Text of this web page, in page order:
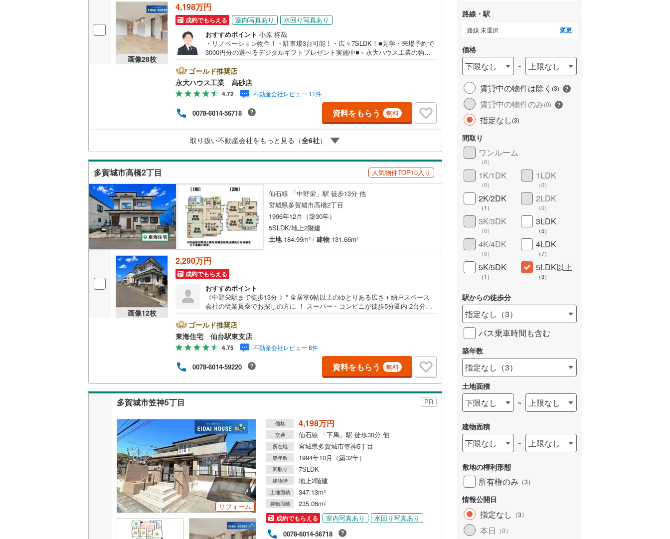
画像28枚
4,198万円
成約でもらえる 室内写真あり
水回り写真あり
おすすめポイント 小原 柊哉
・リノベーション物件！・駐車場3台可能！・広々7SLDK！■見学・来場予約で
3000円分の選べるデジタルギフトプレゼント実施中■～永大ハウス工業の強み
く2つに分けてご紹介！1.＜豊富な不動産知識＞戸建・マンション・土地...と種
別を問わず不動産を取り扱っております。更に教育施設や商業施設、子育て環
境や行政などの地域情報を総合し、お客様により良い物件選びをして頂けるよ
う、しっかりとサポートさせて頂きます。2.＜経験豊富なスタッフ＞当社では
【購入】【売却】【引っ越し】【リフォーム】など住宅に関する様々なご質問
はもちろん、ご購入時に気になる住宅ローン各種税金についても、誠心誠意ご
説明させて頂きます。各店舗ではキッズスペースも完備！お子様連れのご家族
より変動あり）現地のご案内も可能ですので、どうぞお気軽にお問い合わせく
ださい！
ゴールド推奨店
永大ハウス工業 高砂店
4.72 不動産会社レビュー 11件
0078-6014-56718 資料をもらう 無料
取り扱い不動産会社をもっと見る（全6社）
多賀城市高橋2丁目 人気物件TOP10入り
仙石線 「中野栄」駅 徒歩13分 他
宮城県多賀城市高橋2丁目
1996年12月（築30年）
5SLDK/地上2階建
土地184.99m2 / 建物 131.66m2
画像12枚
2,290万円
成約でもらえる
おすすめポイント
《中野栄駅まで徒歩13分 》* 全居室6帖以上のゆとりある広さ＋納戸スペース
会社の従業員寮でお探しの方に ！ スーパー・コンビニが徒歩5分圏内 2台分駐
部屋数が沢山ありますので、ご家族のお部屋をご用意出来ます ■ご両親との同
居を検討中のご家族にも..〇！■全居室に収納スペース付きのため、スッキリ空
間を保てますね 。■スーパーが徒歩圏内に複数あります*その日の気分によって
使い分けるのも ！■リフォーム等のご相談承ります... 周辺環境 *・山王小学校:
徒歩22分・第二中学校:徒歩31分・ファミリーマート高橋二丁目店:徒歩4分・み
やぎ生協高砂店:徒歩4分 お問い合わせについて *・当日のご予約も承っており
ます！お気軽にお電話下さい！・来社はもちろん、メールでのご相談、資料請
求も大歓迎です ⇒お電話に抵抗がある方も安心してお問い合わせください
ゴールド推奨店
東海住宅 仙台駅東支店
4.75 不動産会社レビュー 8件
0078-6014-59220 資料をもらう 無料
多賀城市笠神5丁目 PR
リフォーム
価格 4,198万円
交通 仙石線 「下馬」駅 徒歩30分 他
所在地 宮城県多賀城市笠神5丁目
築年数 1994年10月（築32年）
間取り 7SLDK
建物階 地上2階建
土地面積 347.13m2
建物面積 235.06m2
成約でもらえる 室内写真あり
水回り写真あり
0078-6014-56718
路線・駅
路線 未選択 変更
価格
下限なし ~
上限なし
賃貸中の物件は除く (3)
賃貸中の物件のみ(0)
指定なし(3)
間取り
ワンルーム
（0）
1K/1DK
（0）
1LDK
（0）
2K/2DK
（1 ）
2LDK
（0）
3K/3DK
（0）
3LDK
（5）
4K/4DK
（0）
4LDK
（7）
5K/5DK
（1 ）
5LDK以上
（3）
駅からの徒歩分
指定なし （3）
バス乗車時間も含む
築年数
指定なし （3）
土地面積
下限なし ~ 上限なし
建物面積
下限なし ~ 上限なし
敷地の権利形態
所有権のみ （3）
情報公開日
指定なし （3）
本日 （0）
ウォークインクローゼット
（1）
バルコニー、庭
ウッドデッキあり
構造・規模・施工・品質・工法関連
耐震、免震、制震構造
住宅性能評価付き（0） 長期優良住宅（0）
オンライン対応
0）
オンライン対応とは？ 詳しく見る